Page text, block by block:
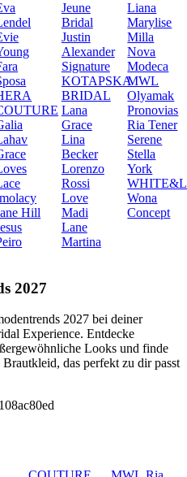
Hill
Jeune
Bridal
Justin
Alexander
Signature
KOTAPSKA
BRIDAL
Lana
Grace
Lina
Becker
Lorenzo
Rossi
Love
Madi
Lane
Martina
Liana
Marylise
Milla
Nova
Modeca
MWL
Olyamak
Pronovias
Ria Tener
Serene
Stella
York
Wona
Concept
2027
2027 bei deiner
Experience. Entdecke
Looks und finde
das perfekt zu dir passt